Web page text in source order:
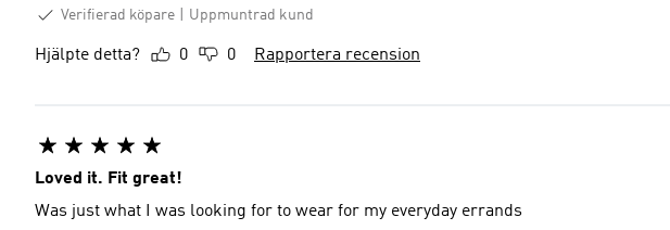
Verifierad köpare
Uppmuntrad kund
Hjälpte detta? 0 0 Rapportera recension
Loved it. Fit great!
Was just what I was looking for to wear for my everyday errands